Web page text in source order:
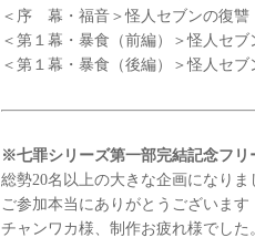
＜序 幕・福音＞怪人セブンの復讐
＜第１幕・暴食（前編）＞怪人セブ
＜第１幕・暴食（後編）＞怪人セブ
※七罪シリーズ第一部完結記念フ
総勢20名以上の大きな企画になりま
ご参加本当にありがとうございます
チャンワカ様、制作お疲れ様でした